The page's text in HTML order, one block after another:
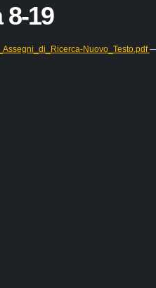
8-19
Nuovo_Testo.pdf—